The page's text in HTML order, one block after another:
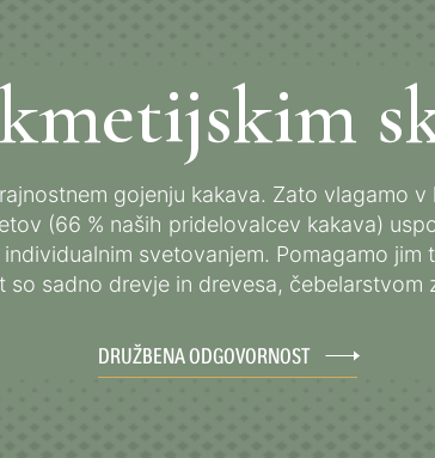
gojenju kakava. Zato vlagamo
(66 % naših pridelovalcev kakava)
svetovanjem. Pomagamo
so sadno drevje in drevesa, čebelarstvom
DRUŽBENA ODGOVORNOST